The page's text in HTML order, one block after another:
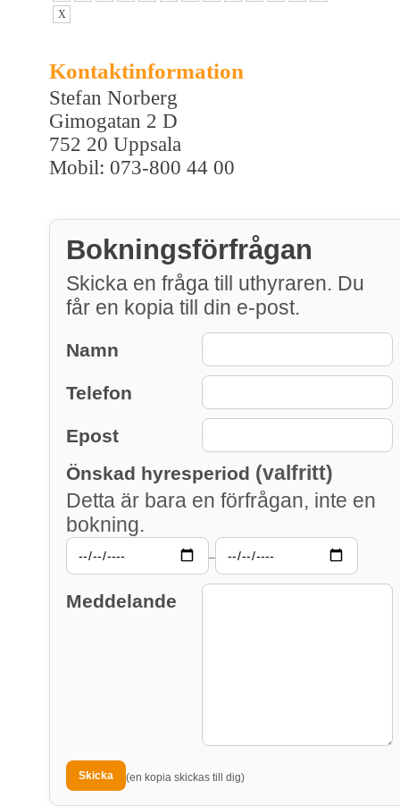
X
Kontaktinformation
Stefan Norberg
Gimogatan 2 D
752 20 Uppsala
Mobil: 073-800 44 00
Bokningsförfrågan
Skicka en fråga till uthyraren. Du
får en kopia till din e-post.
Namn
Telefon
Epost
Önskad hyresperiod (valfritt)
Detta är bara en förfrågan, inte en
bokning.
–
Meddelande
(en kopia skickas till dig)